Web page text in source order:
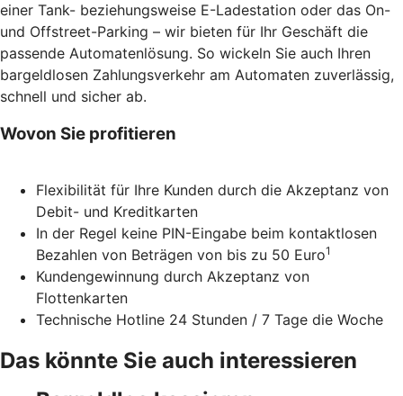
einer Tank- beziehungsweise E-Ladestation oder das On-
und Offstreet-Parking – wir bieten für Ihr Geschäft die
passende Automatenlösung. So wickeln Sie auch Ihren
bargeldlosen Zahlungsverkehr am Automaten zuverlässig,
schnell und sicher ab.
Wovon Sie profitieren
Flexibilität für Ihre Kunden durch die Akzeptanz von
Debit- und Kreditkarten
In der Regel keine PIN-Eingabe beim kontaktlosen
Bezahlen von Beträgen von bis zu 50 Euro1
Kundengewinnung durch Akzeptanz von
Flottenkarten
Technische Hotline 24 Stunden / 7 Tage die Woche
Das könnte Sie auch interessieren